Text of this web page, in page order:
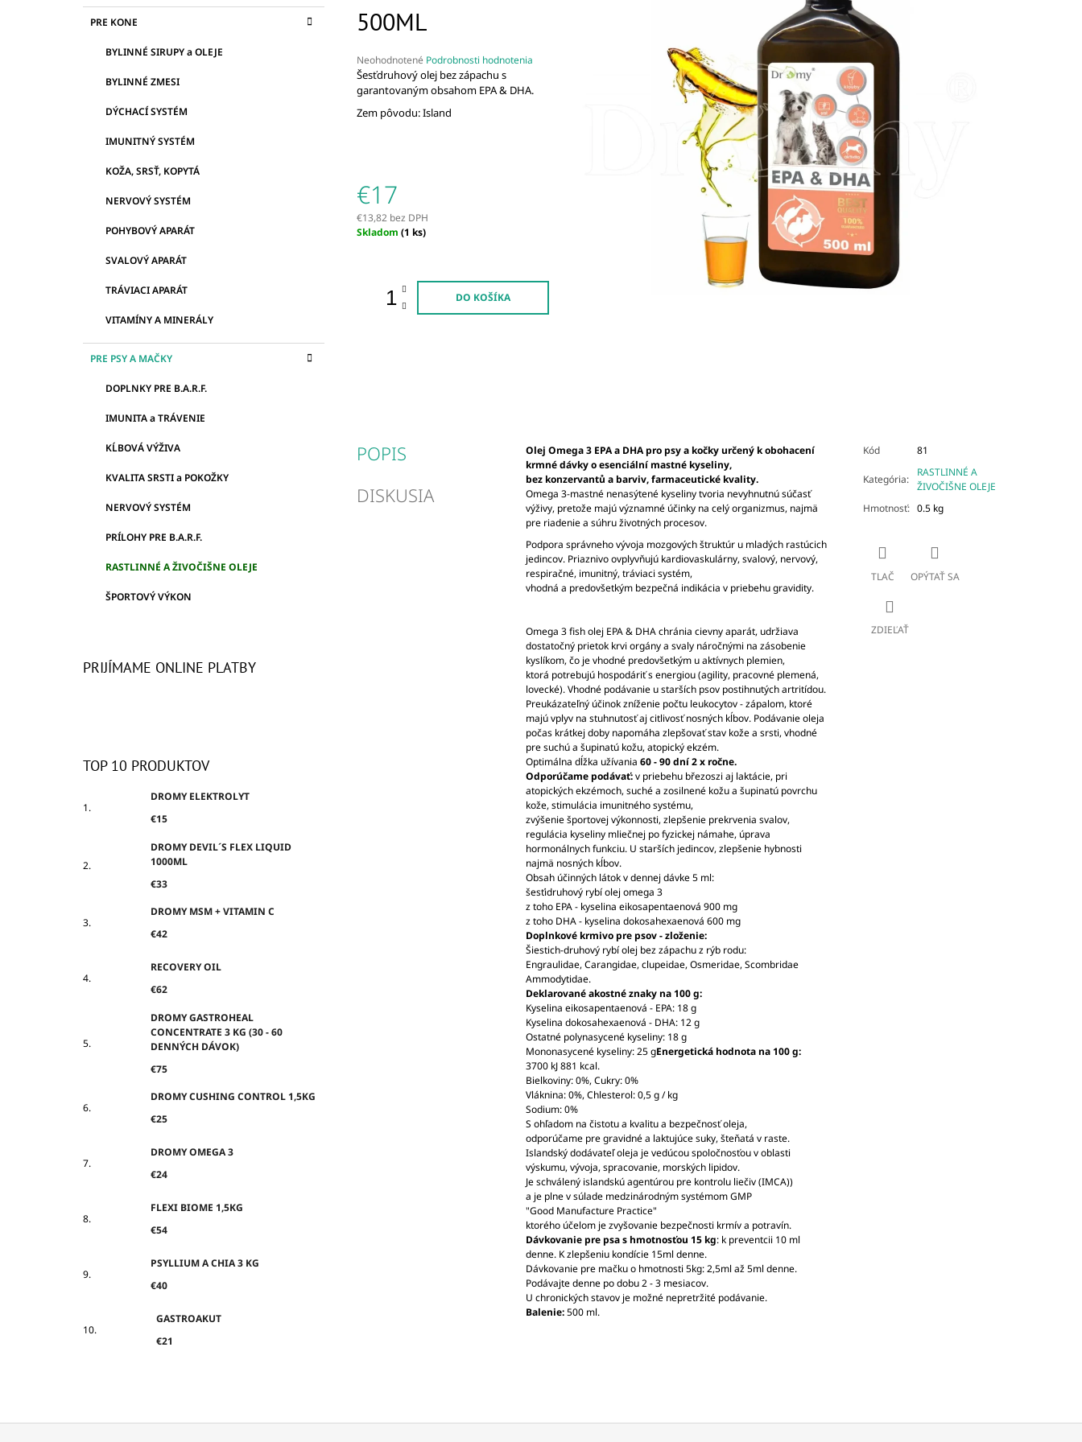
kategórie
KPRE KONE
BYLINNÉ SIRUPY a OLEJE
BYLINNÉ ZMESI
DÝCHACÍ SYSTÉM
IMUNITNÝ SYSTÉM
KOŽA, SRSŤ, KOPYTÁ
NERVOVÝ SYSTÉM
POHYBOVÝ APARÁT
SVALOVÝ APARÁT
TRÁVIACI APARÁT
VITAMÍNY A MINERÁLY
PRE PSY A MAČKY
DOPLNKY PRE B.A.R.F.
IMUNITA a TRÁVENIE
KĹBOVÁ VÝŽIVA
KVALITA SRSTI a POKOŽKY
NERVOVÝ SYSTÉM
PRÍLOHY PRE B.A.R.F.
RASTLINNÉ A ŽIVOČIŠNE OLEJE
ŠPORTOVÝ VÝKON
PRIJÍMAME ONLINE PLATBY
TOP 10 PRODUKTOV
DROMY ELEKTROLYT
€15
DROMY DEVIL´S FLEX LIQUID
1000ML
€33
DROMY MSM + VITAMIN C
€42
RECOVERY OIL
€62
DROMY GASTROHEAL
CONCENTRATE 3 KG (30 - 60
DENNÝCH DÁVOK)
€75
DROMY CUSHING CONTROL 1,5KG
€25
DROMY OMEGA 3
€24
FLEXI BIOME 1,5KG
€54
PSYLLIUM A CHIA 3 KG
€40
GASTROAKUT
€21
500ML
Priemerné
hodnotenie
produktu
0,0
Neohodnotené Podrobnosti hodnotenia
Šesťdruhový olej bez zápachu s
garantovaným obsahom EPA & DHA.
Zem pôvodu: Island
€17
€13,82 bez DPH
Jednotková
Skladom (1 ks)
DO KOŠÍKA
POPIS
DISKUSIA
Olej Omega 3 EPA a DHA pro psy a kočky určený k obohacení
krmné dávky o esenciální mastné kyseliny,
bez konzervantů a barviv, farmaceutické kvality.
Omega 3-mastné nenasýtené kyseliny tvoria nevyhnutnú súčasť
výživy, pretože majú významné účinky na celý organizmus, najmä
pre riadenie a súhru životných procesov.
Podpora správneho vývoja mozgových štruktúr u mladých rastúcich
jedincov. Priaznivo ovplyvňujú kardiovaskulárny, svalový, nervový,
respiračné, imunitný, tráviaci systém,
vhodná a predovšetkým bezpečná indikácia v priebehu gravidity.
Omega 3 fish olej EPA & DHA chránia cievny aparát, udržiava
dostatočný prietok krvi orgány a svaly náročnými na zásobenie
kyslíkom, čo je vhodné predovšetkým u aktívnych plemien,
ktorá potrebujú hospodáriť s energiou (agility, pracovné plemená,
lovecké). Vhodné podávanie u starších psov postihnutých artritídou.
Preukázateľný účinok zníženie počtu leukocytov - zápalom, ktoré
majú vplyv na stuhnutosť aj citlivosť nosných kĺbov. Podávanie oleja
počas krátkej doby napomáha zlepšovať stav kože a srsti, vhodné
pre suchú a šupinatú kožu, atopický ekzém.
Optimálna dĺžka užívania 60 - 90 dní 2 x ročne.
Odporúčame podávať:v priebehu březoszi aj laktácie, pri
atopických ekzémoch, suché a zosilnené kožu a šupinatú povrchu
kože, stimulácia imunitného systému,
zvýšenie športovej výkonnosti, zlepšenie prekrvenia svalov,
regulácia kyseliny mliečnej po fyzickej námahe, úprava
hormonálnych funkciu. U starších jedincov, zlepšenie hybnosti
najmä nosných kĺbov.
Obsah účinných látok v dennej dávke 5 ml:
šesťidruhový rybí olej omega 3
z toho EPA - kyselina eikosapentaenová 900 mg
z toho DHA - kyselina dokosahexaenová 600 mg
Doplnkové krmivo pre psov - zloženie:
Šiestich-druhový rybí olej bez zápachu z rýb rodu:
Engraulidae, Carangidae, clupeidae, Osmeridae, Scombridae
Ammodytidae.
Deklarované akostné znaky na 100 g:
Kyselina eikosapentaenová - EPA: 18 g
Kyselina dokosahexaenová - DHA: 12 g
Ostatné polynasycené kyseliny: 18 g
Mononasycené kyseliny: 25 gEnergetická hodnota na 100 g:
3700 kJ 881 kcal.
Bielkoviny: 0%, Cukry: 0%
Vláknina: 0%, Chlesterol: 0,5 g / kg
Sodium: 0%
S ohľadom na čistotu a kvalitu a bezpečnosť oleja,
odporúčame pre gravidné a laktujúce suky, šteňatá v raste.
Islandský dodávateľ oleja je vedúcou spoločnosťou v oblasti
výskumu, vývoja, spracovanie, morských lipidov.
Je schválený islandskú agentúrou pre kontrolu liečiv (IMCA))
a je plne v súlade medzinárodným systémom GMP
"Good Manufacture Practice"
ktorého účelom je zvyšovanie bezpečnosti krmív a potravín.
Dávkovanie pre psa s hmotnosťou 15 kg: k preventcii 10 ml
denne. K zlepšeniu kondície 15ml denne.
Dávkovanie pre mačku o hmotnosti 5kg: 2,5ml až 5ml denne.
Podávajte denne po dobu 2 - 3 mesiacov.
U chronických stavov je možné nepretržité podávanie.
Balenie:500 ml.
Kód 81
Kategória:
RASTLINNÉ A
ŽIVOČIŠNE OLEJE
Hmotnosť: 0.5 kg
TLAČ OPÝTAŤ SA
ZDIEĽAŤ
€15
€33